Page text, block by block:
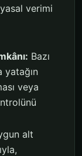
verimi
Bazı
yatağın
veya
alt